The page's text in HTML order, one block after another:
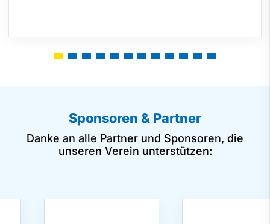
Sponsoren & Partner
Danke an alle Partner und Sponsoren, die
unseren Verein unterstützen: